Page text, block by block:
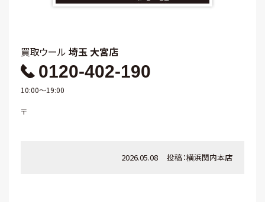
買取ウール 埼玉 大宮店
0120-402-190
10:00～19:00
〒
2026.05.08 投稿：横浜関内本店